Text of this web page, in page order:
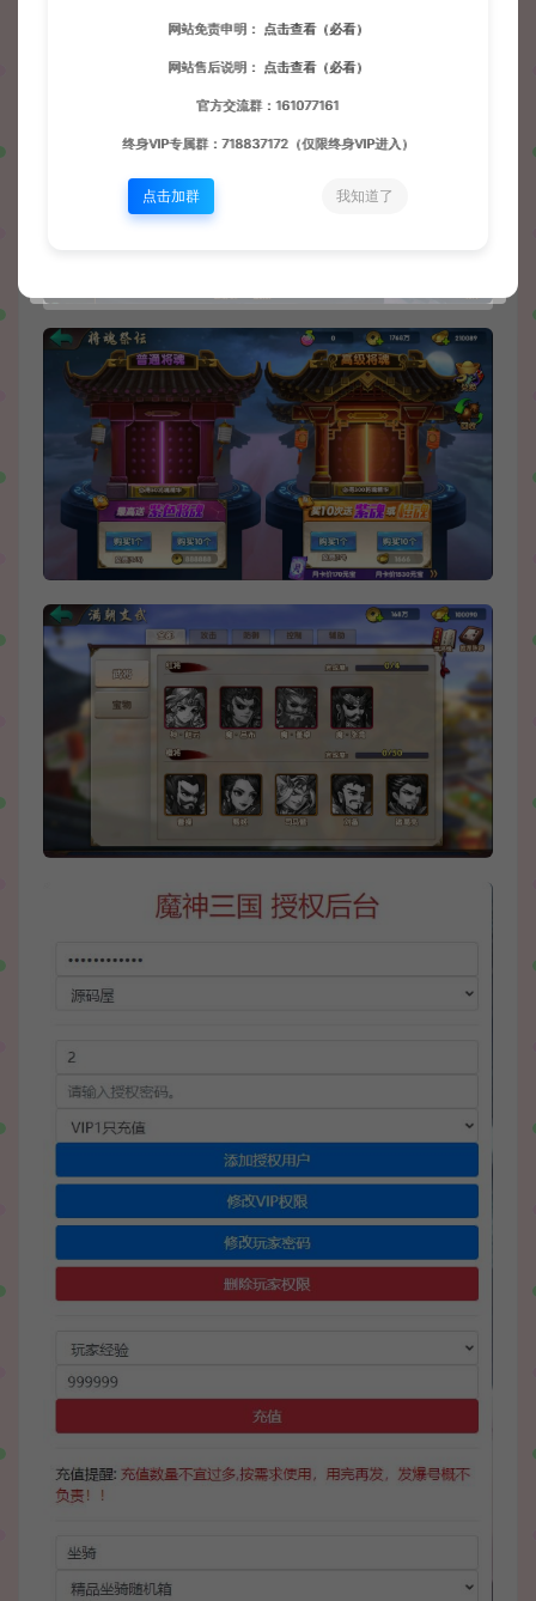
网站免责申明： 点击查看（必看）
网站售后说明： 点击查看（必看）
官方交流群：161077161
终身VIP专属群：718837172（仅限终身VIP进入）
点击加群 我知道了